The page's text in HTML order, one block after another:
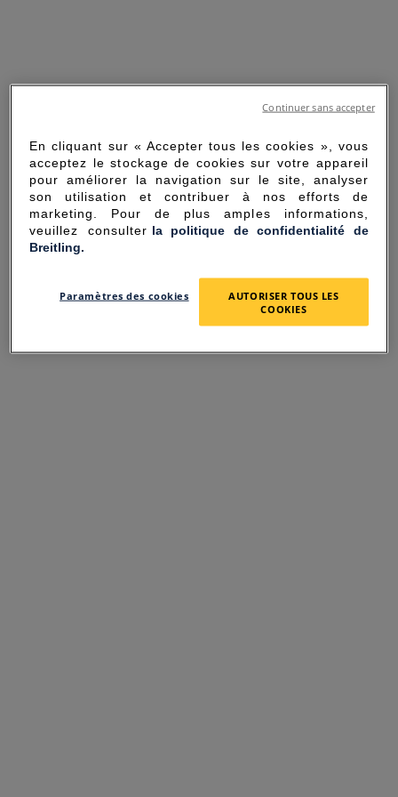
SORRY FOR THE
INCONVENIENCE
UNEXPECTED ERROR OCCURRED.
En cliquant sur « Accepter tous les cookies », vous
acceptez le stockage de cookies sur votre appareil
pour améliorer la navigation sur le site, analyser
son utilisation et contribuer à nos efforts de
marketing. Pour de plus amples informations,
veuillez consulter la politique de confidentialité de
Breitling.
Paramètres des cookies
AUTORISER TOUS LES
COOKIES
Continuer sans accepter